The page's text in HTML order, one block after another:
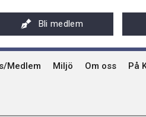
Bli medlem
Medlem
av Kryssarklubbens IF-båtar och
Miljö Om oss
Svenska
På